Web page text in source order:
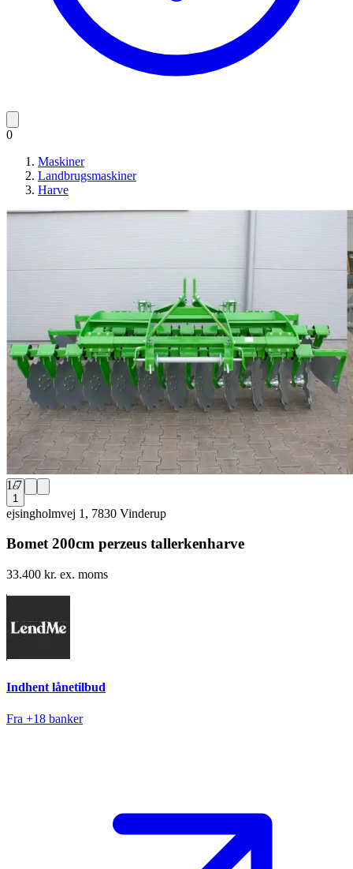
0
Maskiner
Landbrugsmaskiner
Harve
1/7
1
ejsingholmvej 1, 7830 Vinderup
Bomet 200cm perzeus tallerkenharve
33.400 kr. ex. moms
Indhent lånetilbud
Fra +18 banker